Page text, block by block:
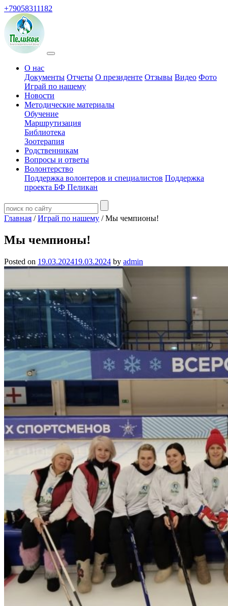
+79058311182
О нас
Документы Отчеты О президенте Отзывы Видео Фото
Играй по нашему
Новости
Методические материалы
Обучение
Маршрутизация
Библиотека
Зоотерапия
Родственникам
Вопросы и ответы
Волонтерство
Поддержка волонтеров и специалистов Поддержка
проекта БФ Пеликан
Главная /Играй по нашему / Мы чемпионы!
Мы чемпионы!
Posted on 19.03.202419.03.2024 by admin